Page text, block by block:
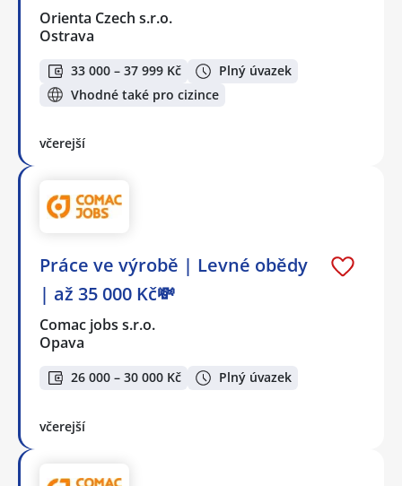
Orienta Czech s.r.o.
Ostrava
33 000 – 37 999 Kč
Plný úvazek
Vhodné také pro cizince
včerejší
Práce ve výrobě | Levné obědy
| až 35 000 Kč💸
Comac jobs s.r.o.
Opava
26 000 – 30 000 Kč Plný úvazek
včerejší